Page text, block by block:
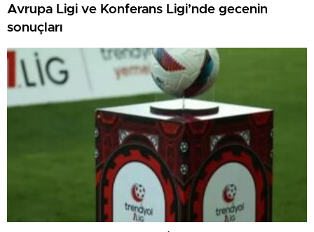
Avrupa Ligi ve Konferans Ligi’nde gecenin
sonuçları